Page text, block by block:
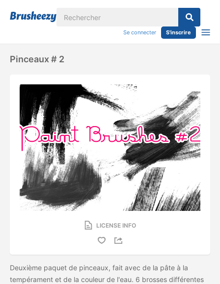
Se connecter S'inscrire
Pinceaux # 2
LICENSE INFO
Deuxième paquet de pinceaux, fait avec de la pâte à la
tempérament et de la couleur de l'eau. 6 brosses différentes